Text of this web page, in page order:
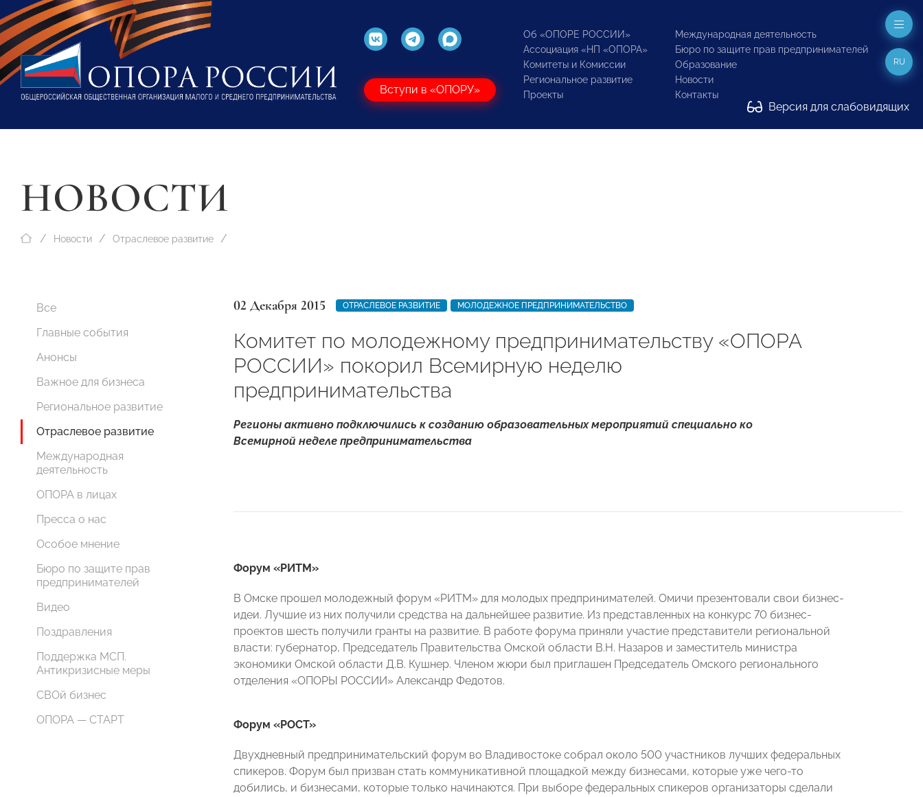
Вступи в «ОПОРУ»
Об «ОПОРЕ РОССИИ»
Ассоциация «НП «ОПОРА»
Комитеты и Комиссии
Региональное развитие
Проекты
Международная деятельность
Бюро по защите прав предпринимателей
Образование
Новости
Контакты
Версия для слабовидящих
RU
НОВОСТИ
Новости Отраслевое развитие
Все
Главные события
Анонсы
Важное для бизнеса
Региональное развитие
Отраслевое развитие
Международная
деятельность
ОПОРА в лицах
Пресса о нас
Особое мнение
Бюро по защите прав
предпринимателей
Видео
Поздравления
Поддержка МСП.
Антикризисные меры
СВОй бизнес
ОПОРА — СТАРТ
02 Декабря 2015 ОТРАСЛЕВОЕ РАЗВИТИЕ МОЛОДЕЖНОЕ ПРЕДПРИНИМАТЕЛЬСТВО
Комитет по молодежному предпринимательству «ОПОРА
РОССИИ» покорил Всемирную неделю
предпринимательства
Регионы активно подключились к созданию образовательных мероприятий специально ко
Всемирной неделе предпринимательства
Форум «РИТМ»
В Омске прошел молодежный форум «РИТМ» для молодых предпринимателей. Омичи презентовали свои бизнес-
идеи. Лучшие из них получили средства на дальнейшее развитие. Из представленных на конкурс 70 бизнес-
проектов шесть получили гранты на развитие. В работе форума приняли участие представители региональной
власти: губернатор, Председатель Правительства Омской области В.Н. Назаров и заместитель министра
экономики Омской области Д.В. Кушнер. Членом жюри был приглашен Председатель Омского регионального
отделения «ОПОРЫ РОССИИ» Александр Федотов.
Форум «РОСТ»
Двухдневный предпринимательский форум во Владивостоке собрал около 500 участников лучших федеральных
спикеров. Форум был призван стать коммуникативной площадкой между бизнесами, которые уже чего-то
добились, и бизнесами, которые только начинаются. При выборе федеральных спикеров организаторы сделали